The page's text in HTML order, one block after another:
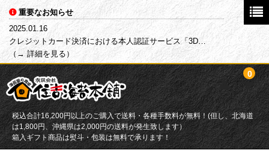
重要なお知らせ
2025.01.16
クレジットカード決済における本人認証サービス「3D…
（→ 詳細を見る）
税込合計16,200円以上のご購入で送料・各種手数料が無料！(但し、北海道
は1,800円、沖縄県は2,000円の送料が発生致します）
箱入ギフト商品は熨斗・包装は無料で承ります！
0